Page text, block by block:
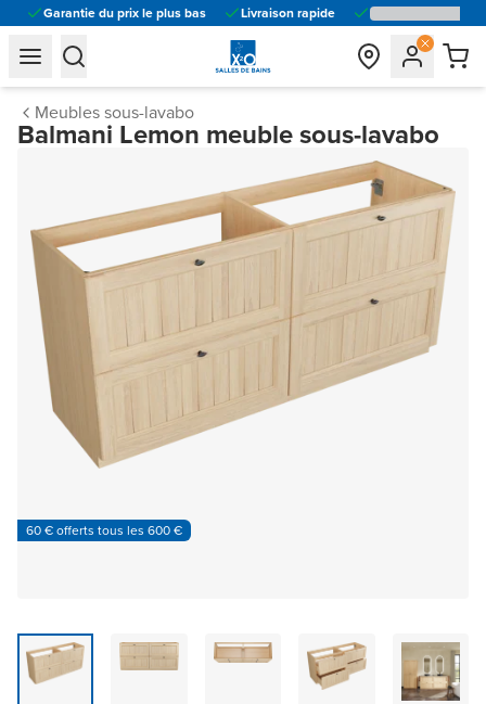
Garantie du prix le plus bas Livraison rapide
general.navigation.toggle_menu.label
general.navigation.toggle_menu.label
Meubles sous-lavabo
Balmani Lemon meuble sous-lavabo
60 € offerts tous les 600 €